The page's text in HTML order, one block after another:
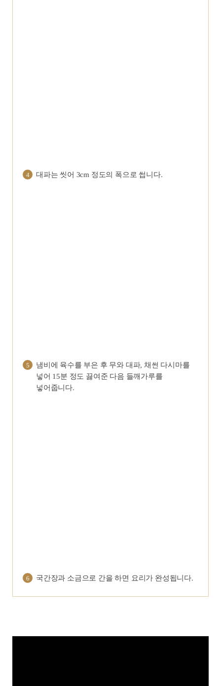
4 대파는 씻어 3cm 정도의 폭으로 썹니다.
5 냄비에 육수를 부은 후 무와 대파, 채썬 다시마를
넣어 15분 정도 끓여준 다음 들깨가루를
넣어줍니다.
6 국간장과 소금으로 간을 하면 요리가 완성됩니다.